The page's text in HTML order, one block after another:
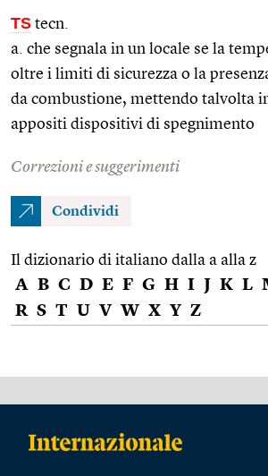
TS tecn.
a. che segnala in un locale se la
oltre i limiti di sicurezza o la
da combustione, mettendo talvolta
appositi dispositivi di spegnimento
Correzioni e suggerimenti
Condividi
Il dizionario di italiano dalla a alla z
A B C D E F G H I J K L
R S T U V W X Y Z